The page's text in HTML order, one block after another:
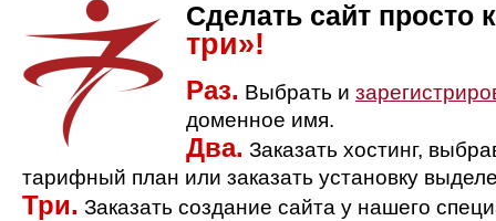
Сделать сайт просто
три»!
Раз. Выбрать и
доменное имя.
Два. Заказать хостинг,
тарифный план или заказать установку
Три. Заказать создание сайта у нашего